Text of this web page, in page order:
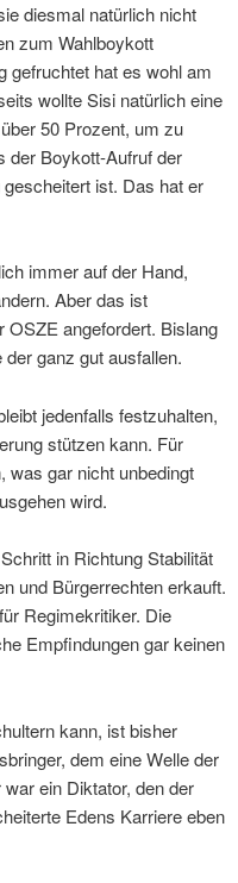
diesmal natürlich nicht
zum Wahlboykott
gefruchtet hat es wohl am
wollte Sisi natürlich eine
50 Prozent, um zu
der Boykott-Aufruf der
ist. Das hat er
immer auf der Hand,
Aber das ist
OSZE angefordert. Bislang
ganz gut ausfallen.
jedenfalls festzuhalten,
stützen kann. Für
was gar nicht unbedingt
wird.
in Richtung Stabilität
und Bürgerrechten erkauft.
Regimekritiker. Die
Empfindungen gar keinen
kann, ist bisher
dem eine Welle der
ein Diktator, den der
Edens Karriere eben